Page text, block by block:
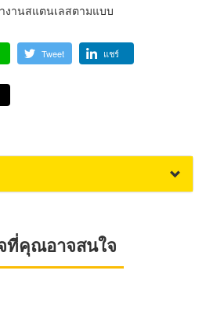
งานสแตนเลสตามแบบ
Tweet แชร์
ที่คุณอาจสนใจ